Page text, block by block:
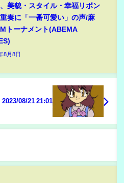
、美貌・スタイル・幸福リボン
奏に「一番可愛い」の声/麻
トーナメント(ABEMA
8月8日
08/21 21:01